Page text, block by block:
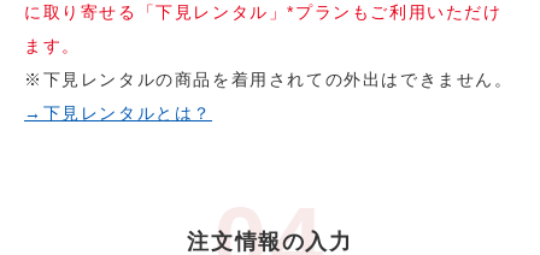
に取り寄せる「下見レンタル」*プランもご利用いただけ
ます。
※下見レンタルの商品を着用されての外出はできません。
→下見レンタルとは？
注文情報の入力